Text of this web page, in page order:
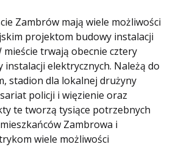
Zambrów mają wiele możliwości
projektom budowy instalacji
mieście trwają obecnie cztery
elektrycznych. Należą do
stadion dla lokalnej drużyny
policji i więzienie oraz
te tworzą tysiące potrzebnych
Zambrowa i
wiele możliwości